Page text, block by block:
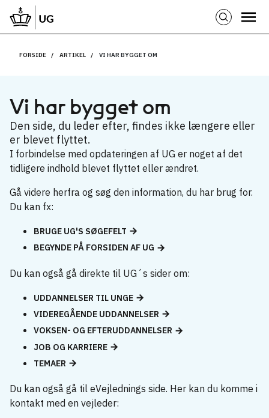
FORSIDE ARTIKEL VI HAR BYGGET OM
Vi har bygget om
Den side, du leder efter, findes ikke længere eller
er blevet flyttet.
I forbindelse med opdateringen af UG er noget af det
tidligere indhold blevet flyttet eller ændret.
Gå videre herfra og søg den information, du har brug for.
Du kan fx:
BRUGE UG'S SØGEFELT
BEGYNDE PÅ FORSIDEN AF UG
Du kan også gå direkte til UG´s sider om:
UDDANNELSER TIL UNGE
VIDEREGÅENDE UDDANNELSER
VOKSEN- OG EFTERUDDANNELSER
JOB OG KARRIERE
TEMAER
Du kan også gå til eVejlednings side. Her kan du komme i
kontakt med en vejleder: